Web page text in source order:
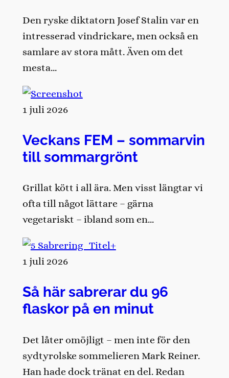
Den ryske diktatorn Josef Stalin var en
intresserad vindrickare, men också en
samlare av stora mått. Även om det
mesta…
1 juli 2026
Veckans FEM – sommarvin
till sommargrönt
Grillat kött i all ära. Men visst längtar vi
ofta till något lättare – gärna
vegetariskt – ibland som en…
1 juli 2026
Så här sabrerar du 96
flaskor på en minut
Det låter omöjligt – men inte för den
sydtyrolske sommelieren Mark Reiner.
Han hade dock tränat en del. Redan